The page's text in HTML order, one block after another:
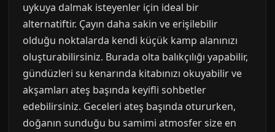
uykuya dalmak isteyenler için ideal bir
alternatiftir. Çayın daha sakin ve erişilebilir
olduğu noktalarda kendi küçük kamp alanınızı
oluşturabilirsiniz. Burada olta balıkçılığı yapabilir,
gündüzleri su kenarında kitabınızı okuyabilir ve
akşamları ateş başında keyifli sohbetler
edebilirsiniz. Geceleri ateş başında otururken,
doğanın sunduğu bu samimi atmosfer size en